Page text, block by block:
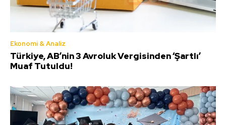
Ekonomi & Analiz
Türkiye, AB’nin 3 Avroluk Vergisinden ‘Şartlı’
Muaf Tutuldu!